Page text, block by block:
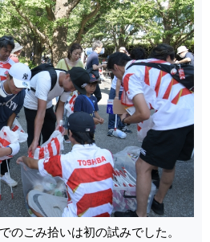
のごみ拾いは初の試みでした。